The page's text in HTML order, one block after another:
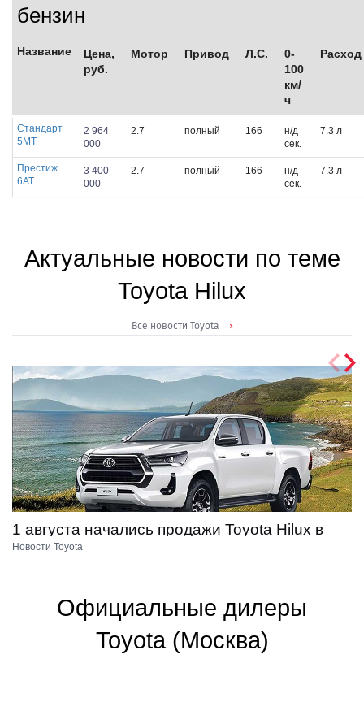
бензин
Название
Цена,
руб.
Мотор Привод Л.С.
0-
100
км/
ч
Расход
Стандарт
5МТ
2 964
000
2.7 полный 166
н/д
сек.
7.3 л
Престиж
6АТ
3 400
000
2.7 полный 166
н/д
сек.
7.3 л
Актуальные новости по теме
Toyota Hilux
Все новости Toyota
01.08.2021
1 августа начались продажи Toyota Hilux в
новой комплектации Престиж. Цена от 3 192
Новости Toyota
Официальные дилеры
Toyota (Москва)